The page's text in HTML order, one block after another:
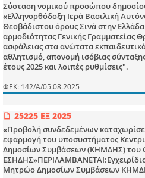
Σύσταση νομικού προσώπου
«Ελληνορθόδοξη Ιερά Βασιλική
Θεοβάδιστου όρους Σινά στην
αρμοδιότητας Γενικής Γραμματείας
ασφάλειας στα ανώτατα
αθλητισμό, απονομή ισόβιας
έτους 2025 και λοιπές ρυθμίσεις".
ΦΕΚ: 142/Α/05.08.2025
25225 ΕΞ 2025
«Προβολή συνδεδεμένων
εφαρμογή του υποσυστήματος
Δημοσίων Συμβάσεων (ΚΗΜΔΗΣ) του
Μητρώο Δημοσίων Συμβάσεων